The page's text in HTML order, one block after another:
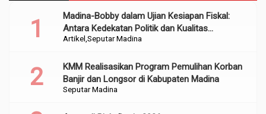
Artikel Seputar Madina
Madina-Bobby dalam Ujian Kesiapan Fiskal:
Antara Kedekatan Politik dan Kualitas
Perencanaan
Seputar Madina
KMM Realisasikan Program Pemulihan Korban
Banjir dan Longsor di Kabupaten Madina